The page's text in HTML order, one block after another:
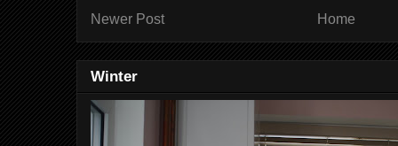
Newer Post Home
Winter